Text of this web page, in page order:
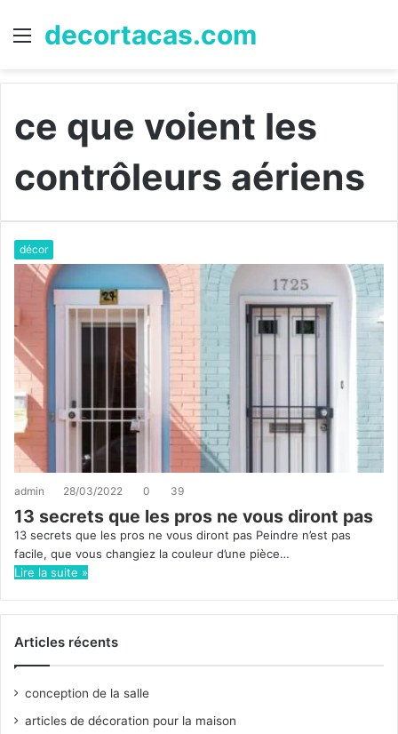
Menu
decortacas.com
ce que voient les
contrôleurs aériens
décor
admin 28/03/2022 0 39
13 secrets que les pros ne vous diront pas
13 secrets que les pros ne vous diront pas Peindre n’est pas
facile, que vous changiez la couleur d’une pièce…
Lire la suite »
Articles récents
conception de la salle
articles de décoration pour la maison